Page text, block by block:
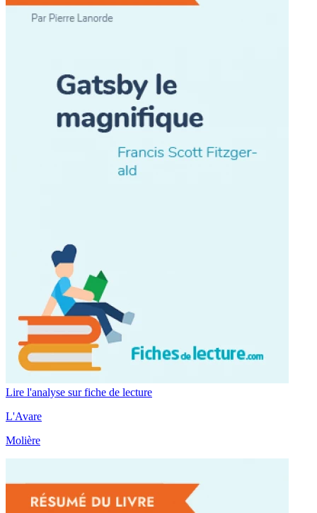
Lire l'analyse sur fiche de lecture
L'Avare
Molière